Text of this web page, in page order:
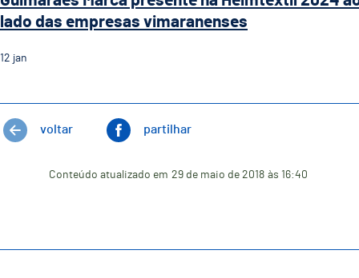
lado das empresas vimaranenses
12 jan
voltar partilhar
Conteúdo atualizado em 29 de maio de 2018 às 16:40